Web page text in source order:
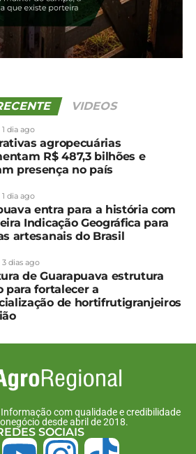
isso:
Região Sul tem previsão
de tempestade para este
13 de dezembro, 2024
Em "Paraná"
mais R$ 2,2 bilhões para
Safra 2024-2025
monitora doença que afeta
VIDEOS
1 dia ago
agropecuárias
R$ 487,3 bilhões e
presença no país
1 dia ago
entra para a história com
Indicação Geográfica para
artesanais do Brasil
3 dias ago
de Guarapuava estrutura
para fortalecer a
de hortifrutigranjeiros
com qualidade e credibilidade
desde abril de 2018.
SOCIAIS